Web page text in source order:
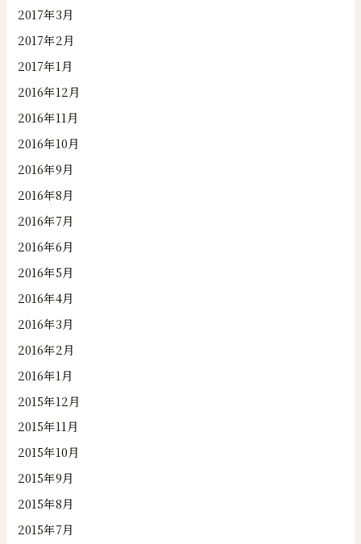
2017年3月
2017年2月
2017年1月
2016年12月
2016年11月
2016年10月
2016年9月
2016年8月
2016年7月
2016年6月
2016年5月
2016年4月
2016年3月
2016年2月
2016年1月
2015年12月
2015年11月
2015年10月
2015年9月
2015年8月
2015年7月